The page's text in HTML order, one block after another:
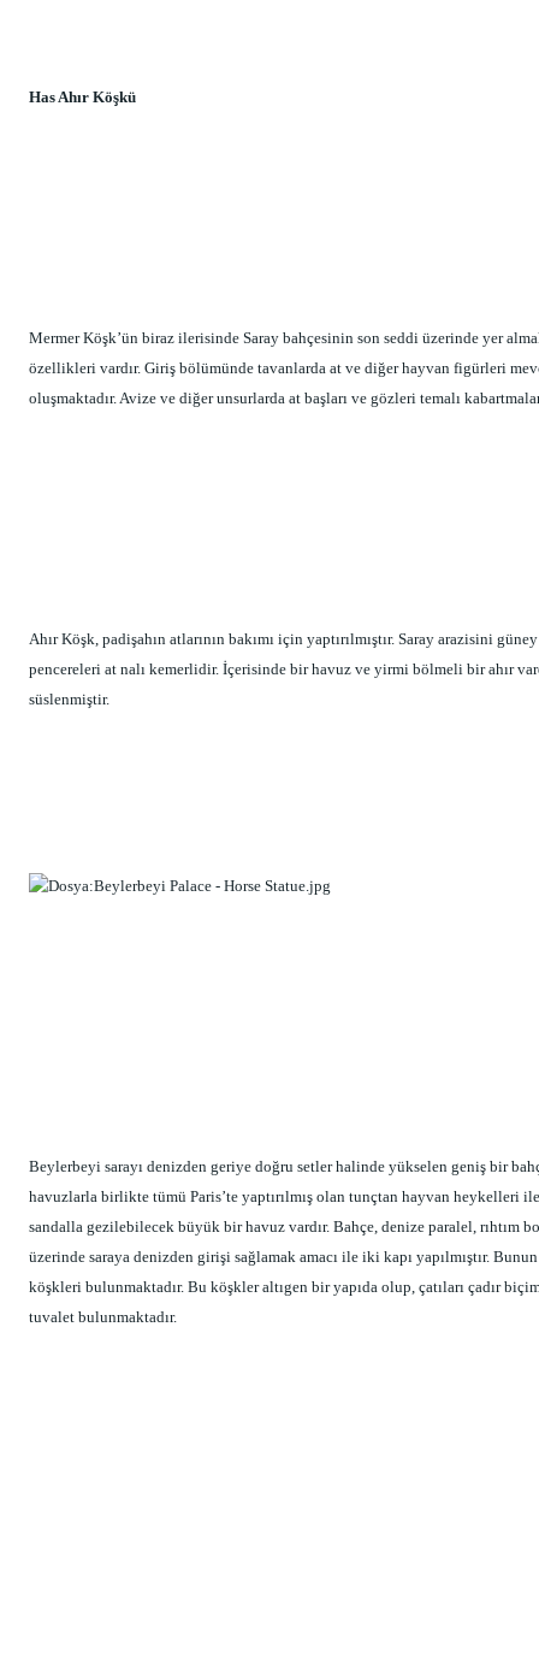
Has Ahır Köşkü
Mermer Köşk’ün biraz ilerisinde Saray bahçesinin son seddi üzerinde yer
özellikleri vardır. Giriş bölümünde tavanlarda at ve diğer hayvan figürleri
oluşmaktadır. Avize ve diğer unsurlarda at başları ve gözleri temalı
Ahır Köşk, padişahın atlarının bakımı için yaptırılmıştır. Saray arazisini
pencereleri at nalı kemerlidir. İçerisinde bir havuz ve yirmi bölmeli bir ahır
süslenmiştir.
Beylerbeyi sarayı denizden geriye doğru setler halinde yükselen geniş bir
havuzlarla birlikte tümü Paris’te yaptırılmış olan tunçtan hayvan heykelleri
sandalla gezilebilecek büyük bir havuz vardır. Bahçe, denize paralel, rıhtım
üzerinde saraya denizden girişi sağlamak amacı ile iki kapı yapılmıştır.
köşkleri bulunmaktadır. Bu köşkler altıgen bir yapıda olup, çatıları çadır
tuvalet bulunmaktadır.